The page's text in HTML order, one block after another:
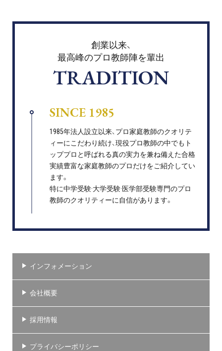
創業以来、
最高峰のプロ教師陣を輩出
TRADITION
SINCE 1985
1985年法人設立以来、プロ家庭教師のクオリテ
ィーにこだわり続け、現役プロ教師の中でもト
ッププロと呼ばれる真の実力を兼ね備えた合格
実績豊富な家庭教師のプロだけをご紹介してい
ます。
特に中学受験·大学受験·医学部受験専門のプロ
教師のクオリティーに自信があります。
インフォメーション
会社概要
採用情報
プライバシーポリシー